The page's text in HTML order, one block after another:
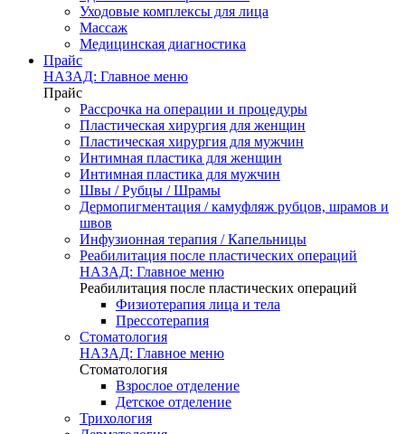
Уходовые комплексы для лица
Массаж
Медицинская диагностика
Прайс
НАЗАД: Главное меню
Прайс
Рассрочка на операции и процедуры
Пластическая хирургия для женщин
Пластическая хирургия для мужчин
Интимная пластика для женщин
Интимная пластика для мужчин
Швы / Рубцы / Шрамы
Дермопигментация / камуфляж рубцов, шрамов и
швов
Инфузионная терапия / Капельницы
Реабилитация после пластических операций
НАЗАД: Главное меню
Реабилитация после пластических операций
Физиотерапия лица и тела
Прессотерапия
Стоматология
НАЗАД: Главное меню
Стоматология
Взрослое отделение
Детское отделение
Трихология